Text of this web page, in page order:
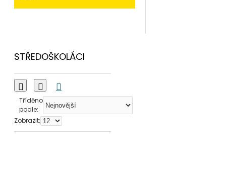
STŘEDOŠKOLÁCI
Tříděno
podle:
Zobrazit: